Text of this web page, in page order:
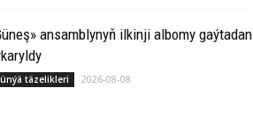
ansamblynyň ilkinji albomy gaýtadan
täzelikleri 2026-08-08